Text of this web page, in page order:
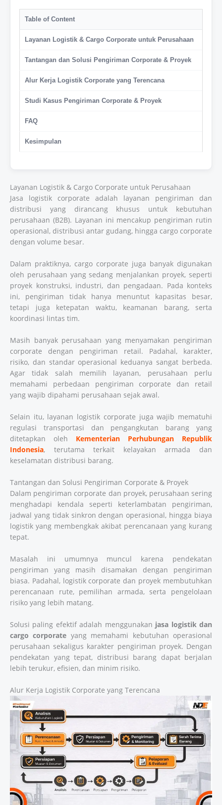
Table of Content
Layanan Logistik & Cargo Corporate untuk Perusahaan
Tantangan dan Solusi Pengiriman Corporate & Proyek
Alur Kerja Logistik Corporate yang Terencana
Studi Kasus Pengiriman Corporate & Proyek
FAQ
Kesimpulan
Layanan Logistik & Cargo Corporate untuk Perusahaan
Jasa logistik corporate adalah layanan pengiriman dan
distribusi yang dirancang khusus untuk kebutuhan
perusahaan (B2B). Layanan ini mencakup pengiriman rutin
operasional, distribusi antar gudang, hingga cargo corporate
dengan volume besar.
Dalam praktiknya, cargo corporate juga banyak digunakan
oleh perusahaan yang sedang menjalankan proyek, seperti
proyek konstruksi, industri, dan pengadaan. Pada konteks
ini, pengiriman tidak hanya menuntut kapasitas besar,
tetapi juga ketepatan waktu, keamanan barang, serta
koordinasi lintas tim.
Masih banyak perusahaan yang menyamakan pengiriman
corporate dengan pengiriman retail. Padahal, karakter,
risiko, dan standar operasional keduanya sangat berbeda.
Agar tidak salah memilih layanan, perusahaan perlu
memahami perbedaan pengiriman corporate dan retail
yang wajib dipahami perusahaan sejak awal.
Selain itu, layanan logistik corporate juga wajib mematuhi
regulasi transportasi dan pengangkutan barang yang
ditetapkan oleh Kementerian Perhubungan Republik
Indonesia, terutama terkait kelayakan armada dan
keselamatan distribusi barang.
Tantangan dan Solusi Pengiriman Corporate & Proyek
Dalam pengiriman corporate dan proyek, perusahaan sering
menghadapi kendala seperti keterlambatan pengiriman,
jadwal yang tidak sinkron dengan operasional, hingga biaya
logistik yang membengkak akibat perencanaan yang kurang
tepat.
Masalah ini umumnya muncul karena pendekatan
pengiriman yang masih disamakan dengan pengiriman
biasa. Padahal, logistik corporate dan proyek membutuhkan
perencanaan rute, pemilihan armada, serta pengelolaan
risiko yang lebih matang.
Solusi paling efektif adalah menggunakan jasa logistik dan
cargo corporate yang memahami kebutuhan operasional
perusahaan sekaligus karakter pengiriman proyek. Dengan
pendekatan yang tepat, distribusi barang dapat berjalan
lebih terukur, efisien, dan minim risiko.
Alur Kerja Logistik Corporate yang Terencana